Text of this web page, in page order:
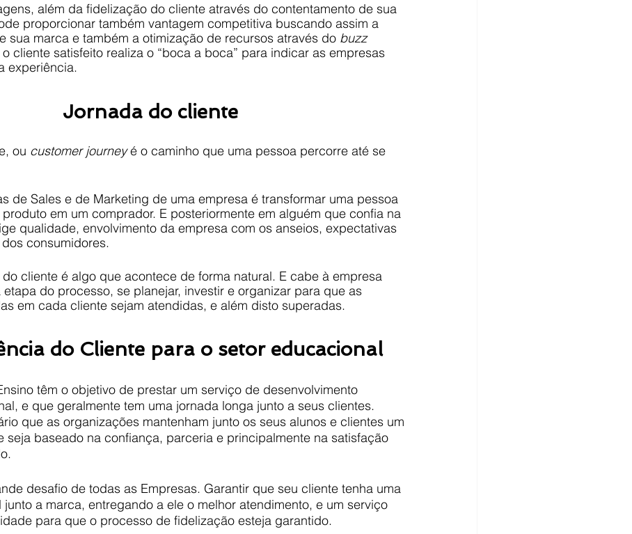
além da fidelização do cliente através do contentamento de sua
proporcionar também vantagem competitiva buscando assim a
sua marca e também a otimização de recursos através do buzz
cliente satisfeito realiza o “boca a boca” para indicar as empresas
experiência.
Jornada do cliente
ou customer journey é o caminho que uma pessoa percorre até se
de Sales e de Marketing de uma empresa é transformar uma pessoa
em um comprador. E posteriormente em alguém que confia na
qualidade, envolvimento da empresa com os anseios, expectativas
consumidores.
cliente é algo que acontece de forma natural. E cabe à empresa
do processo, se planejar, investir e organizar para que as
em cada cliente sejam atendidas, e além disto superadas.
do Cliente para o setor educacional
têm o objetivo de prestar um serviço de desenvolvimento
e que geralmente tem uma jornada longa junto a seus clientes.
que as organizações mantenham junto os seus alunos e clientes um
seja baseado na confiança, parceria e principalmente na satisfação
desafio de todas as Empresas. Garantir que seu cliente tenha uma
a marca, entregando a ele o melhor atendimento, e um serviço
para que o processo de fidelização esteja garantido.